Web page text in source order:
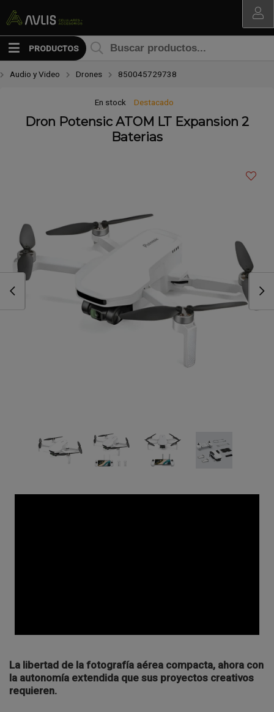
Compartir por email
PRODUCTOS
Audio y Video Drones 850045729738
En stock Destacado
Dron Potensic ATOM LT Expansion 2
Baterias
La libertad de la fotografía aérea compacta, ahora con
la autonomía extendida que sus proyectos creativos
requieren.